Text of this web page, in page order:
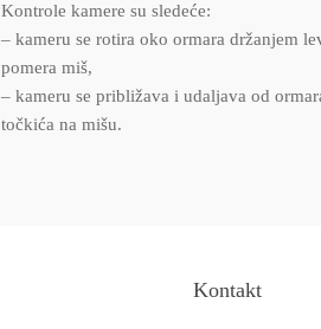
Kontrole kamere su sledeće:
– kameru se rotira oko ormara držanjem
pomera miš,
– kameru se približava i udaljava od
točkića na mišu.
Kontakt